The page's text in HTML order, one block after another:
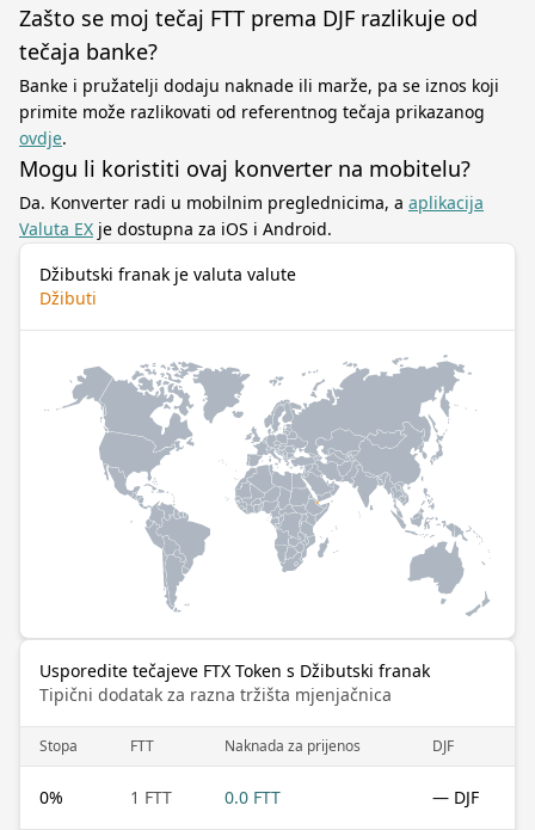
Zašto se moj tečaj FTT prema DJF razlikuje od
tečaja banke?
Banke i pružatelji dodaju naknade ili marže, pa se iznos koji
primite može razlikovati od referentnog tečaja prikazanog
ovdje.
Mogu li koristiti ovaj konverter na mobitelu?
Da. Konverter radi u mobilnim preglednicima, a aplikacija
Valuta EX je dostupna za iOS i Android.
Džibutski franak je valuta valute
Džibuti
Usporedite tečajeve FTX Token s Džibutski franak
Tipični dodatak za razna tržišta mjenjačnica
Stopa FTT Naknada za prijenos DJF
0% 1 FTT 0.0 FTT — DJF